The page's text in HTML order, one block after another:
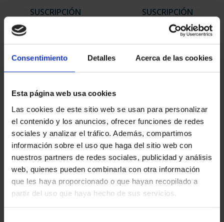
Consentimiento Detalles Acerca de las cookies
Esta página web usa cookies
Las cookies de este sitio web se usan para personalizar
el contenido y los anuncios, ofrecer funciones de redes
sociales y analizar el tráfico. Además, compartimos
información sobre el uso que haga del sitio web con
nuestros partners de redes sociales, publicidad y análisis
web, quienes pueden combinarla con otra información
que les haya proporcionado o que hayan recopilado a
partir del uso que haya hecho de sus servicios.
SUSCRIPCIÓN
949,00 €
Sólo para usuarios
registrados
SUSCRIPCIÓN
CAPITALES DE
PROVINCIA 2
949,00 €
Sólo para usuarios
registrados
SUSCRIPCIÓN
CAPITALES DE
SUSCRIPCIÓN
CAPITALES DE